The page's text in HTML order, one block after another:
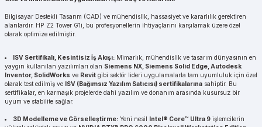
Bilgisayar Destekli Tasarım (CAD) ve mühendislik, hassasiyet ve kararlılık gerektiren
alanlardır. HP Z2 Tower G1i, bu profesyonellerin ihtiyaçlarını karşılamak üzere özel
olarak optimize edilmiştir.
ISV Sertifikalı, Kesintisiz İş Akışı: Mimarlık, mühendislik ve tasarım dünyasının en
yaygın kullanılan yazılımları olan Siemens NX, Siemens Solid Edge, Autodesk
Inventor, SolidWorks ve Revit gibi sektör lideri uygulamalarla tam uyumluluk için özel
olarak test edilmiş ve ISV (Bağımsız Yazılım Satıcısı) sertifikalarına sahiptir. Bu
sertifikalar, en karmaşık projelerde dahi yazılım ve donanım arasında kusursuz bir
uyum ve stabilite sağlar.
3D Modelleme ve Görselleştirme: Yeni nesil Intel® Core™ Ultra 9 işlemcilerin